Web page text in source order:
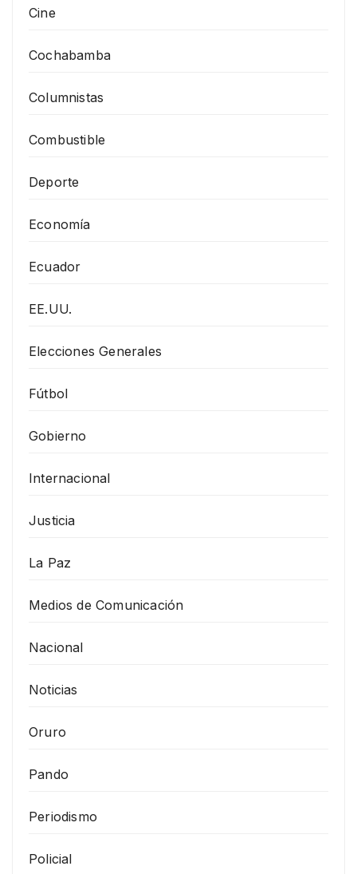
Cine
Cochabamba
Columnistas
Combustible
Deporte
Economía
Ecuador
EE.UU.
Elecciones Generales
Fútbol
Gobierno
Internacional
Justicia
La Paz
Medios de Comunicación
Nacional
Noticias
Oruro
Pando
Periodismo
Policial